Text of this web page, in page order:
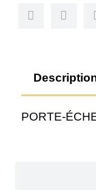
PORTE-